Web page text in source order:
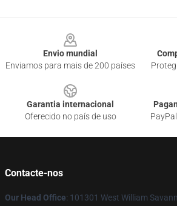
Envio mundial
Enviamos para mais de 200 países
Garantia internacional
Oferecido no país de uso
Contacte-nos
Our Head Office: 101301 West William